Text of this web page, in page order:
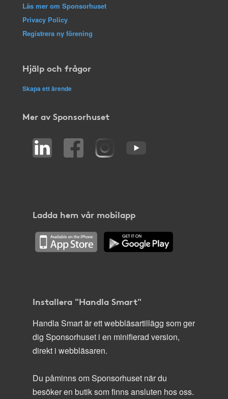
Läs mer om Sponsorhuset
Privacy Policy
Registrera ny förening
Hjälp och frågor
Skapa ett ärende
Mer av Sponsorhuset
Ladda hem vår mobilapp
Installera "Handla Smart"
Handla Smart är ett webbläsartillägg som ger
dig Sponsorhuset i en minifierad version,
direkt i webbläsaren.
Du påminns om Sponsorhuset när du
besöker en butik som finns ansluten hos oss.